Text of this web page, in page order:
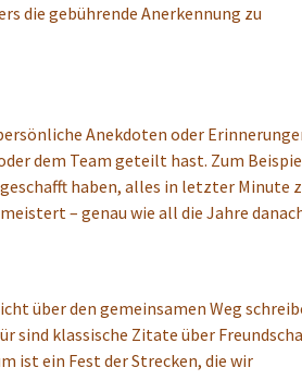
die gebührende Anerkennung zu
Anekdoten oder
dem Team geteilt hast. Zum
haben, alles in letzter Minute
– genau wie all die Jahre
über den gemeinsamen Weg
sind klassische Zitate über
ist ein Fest der Strecken, die wir